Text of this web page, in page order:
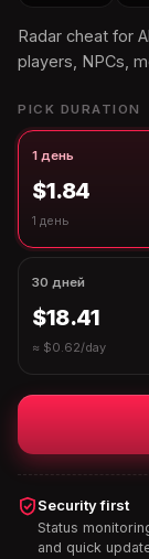
Radar cheat for
players, NPCs,
PICK DURATION
1 день
$1.84
1 день
30 дней
$18.41
≈ $0.62/day
Security first
Status
and quick